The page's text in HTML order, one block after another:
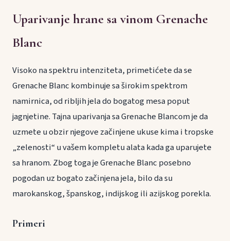
Uparivanje hrane sa vinom Grenache
Blanc
Visoko na spektru intenziteta, primetićete da se
Grenache Blanc kombinuje sa širokim spektrom
namirnica, od ribljih jela do bogatog mesa poput
jagnjetine. Tajna uparivanja sa Grenache Blancom je da
uzmete u obzir njegove začinjene ukuse kima i tropske
„zelenosti“ u vašem kompletu alata kada ga uparujete
sa hranom. Zbog toga je Grenache Blanc posebno
pogodan uz bogato začinjena jela, bilo da su
marokanskog, španskog, indijskog ili azijskog porekla.
Primeri